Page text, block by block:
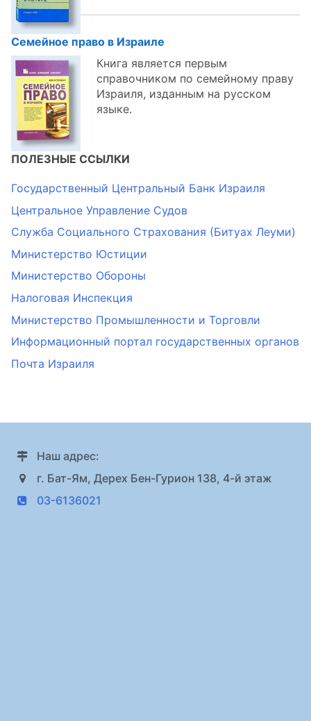
Семейное право в Израиле
Книга является первым
справочником по семейному праву
Израиля, изданным на русском
языке.
ПОЛЕЗНЫЕ ССЫЛКИ
Государственный Центральный Банк Израиля
Центральное Управление Судов
Служба Социального Страхования (Битуах Леуми)
Министерство Юстиции
Министерство Обороны
Налоговая Инспекция
Министерство Промышленности и Торговли
Информационный портал государственных органов
Почта Израиля
Наш адрес:
г. Бат-Ям, Дерех Бен-Гурион 138, 4-й этаж
03-6136021